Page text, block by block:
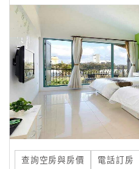
Line
線
上
客
服
紅
利
查
詢
查詢空房與房價 電話訂房